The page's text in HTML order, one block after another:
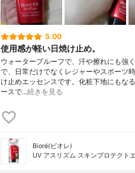
5.00
使用感が軽い日焼け止め。
ウォータープルーフで、汗や擦れにも強
で、日常だけでなくレジャーやスポーツ
け止めエッセンスです。化粧下地にもな
ースで…続きを見る
Bioré(ビオレ)
UV アスリズム スキンプロテクト